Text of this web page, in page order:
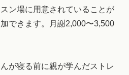
ン場に用意されていることが
できます。月謝2,000〜3,500
が寝る前に親が学んだストレ